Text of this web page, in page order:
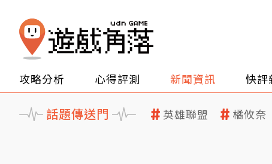
攻略分析 心得評測 新聞資訊 快評
話題傳送門 英雄聯盟 橘攸奈